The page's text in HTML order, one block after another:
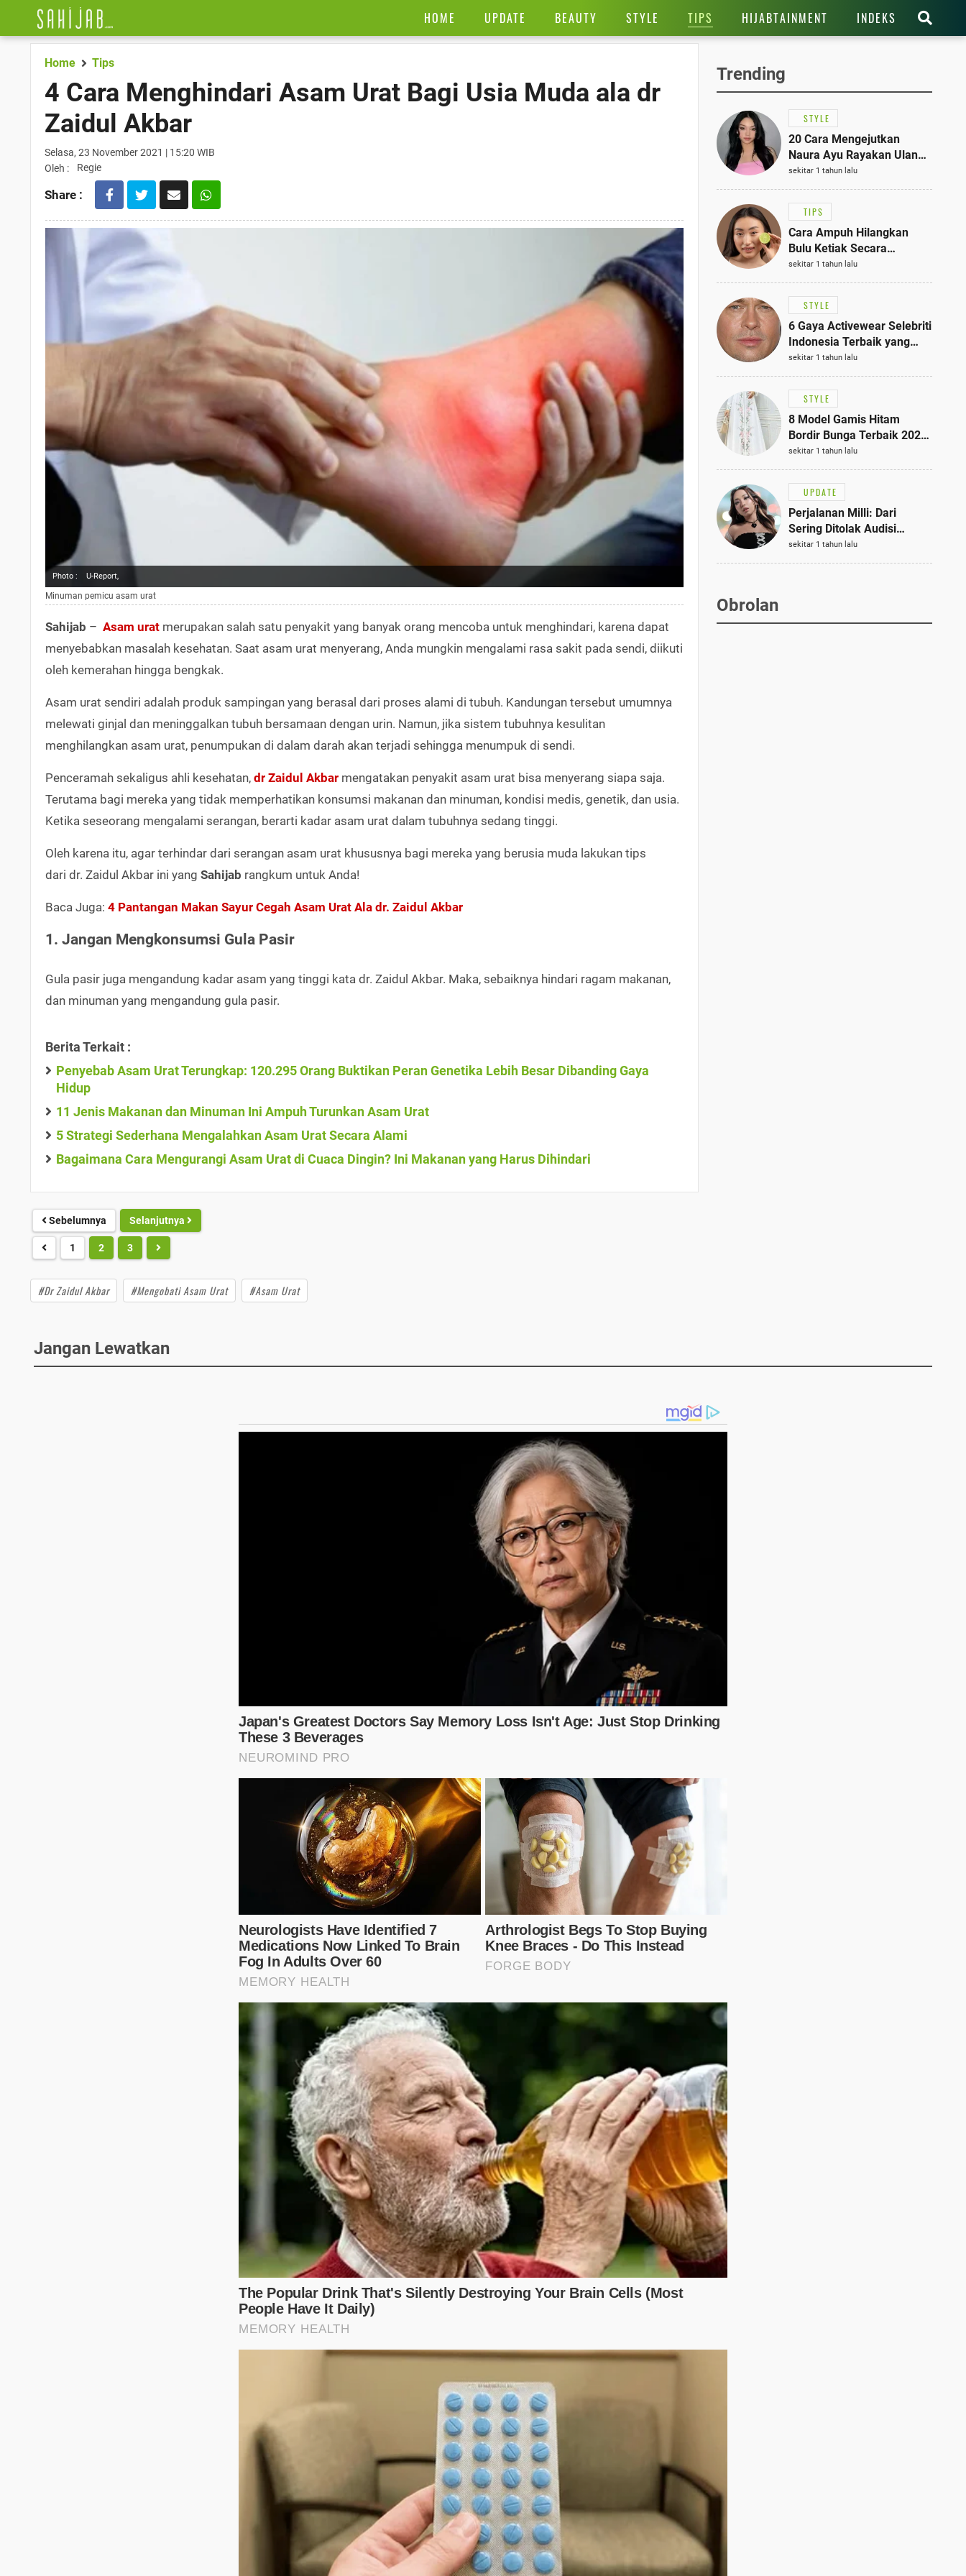
HOME UPDATE BEAUTY STYLE TIPS HIJABTAINMENT INDEKS
Home Tips
4 Cara Menghindari Asam Urat Bagi Usia Muda ala dr
Zaidul Akbar
Selasa, 23 November 2021 | 15:20 WIB
Oleh :
Regie
Share :
Photo : U-Report,
Minuman pemicu asam urat
Sahijab – Asam urat merupakan salah satu penyakit yang banyak orang mencoba untuk menghindari, karena dapat
menyebabkan masalah kesehatan. Saat asam urat menyerang, Anda mungkin mengalami rasa sakit pada sendi, diikuti
oleh kemerahan hingga bengkak.
Asam urat sendiri adalah produk sampingan yang berasal dari proses alami di tubuh. Kandungan tersebut umumnya
melewati ginjal dan meninggalkan tubuh bersamaan dengan urin. Namun, jika sistem tubuhnya kesulitan
menghilangkan asam urat, penumpukan di dalam darah akan terjadi sehingga menumpuk di sendi.
Penceramah sekaligus ahli kesehatan, dr Zaidul Akbar mengatakan penyakit asam urat bisa menyerang siapa saja.
Terutama bagi mereka yang tidak memperhatikan konsumsi makanan dan minuman, kondisi medis, genetik, dan usia.
Ketika seseorang mengalami serangan, berarti kadar asam urat dalam tubuhnya sedang tinggi.
Oleh karena itu, agar terhindar dari serangan asam urat khususnya bagi mereka yang berusia muda lakukan tips
dari dr. Zaidul Akbar ini yang Sahijab rangkum untuk Anda!
Baca Juga: 4 Pantangan Makan Sayur Cegah Asam Urat Ala dr. Zaidul Akbar
1. Jangan Mengkonsumsi Gula Pasir
Gula pasir juga mengandung kadar asam yang tinggi kata dr. Zaidul Akbar. Maka, sebaiknya hindari ragam makanan,
dan minuman yang mengandung gula pasir.
Berita Terkait :
Penyebab Asam Urat Terungkap: 120.295 Orang Buktikan Peran Genetika Lebih Besar Dibanding Gaya
Hidup
11 Jenis Makanan dan Minuman Ini Ampuh Turunkan Asam Urat
5 Strategi Sederhana Mengalahkan Asam Urat Secara Alami
Bagaimana Cara Mengurangi Asam Urat di Cuaca Dingin? Ini Makanan yang Harus Dihindari
Sebelumnya Selanjutnya
1 2 3
#Dr Zaidul Akbar #Mengobati Asam Urat #Asam Urat
Trending
STYLE
20 Cara Mengejutkan
Naura Ayu Rayakan Ulang
Tahun di Panti Asuhan,
Terlihat Anggun dengan
Kaftan Cokelat
sekitar 1 tahun lalu
TIPS
Cara Ampuh Hilangkan
Bulu Ketiak Secara
Permanen dalam 5
Langkah Sederhana
sekitar 1 tahun lalu
STYLE
6 Gaya Activewear Selebriti
Indonesia Terbaik yang
Bisa Jadi Inspirasi
Fashionmu
sekitar 1 tahun lalu
STYLE
8 Model Gamis Hitam
Bordir Bunga Terbaik 2025,
Stylish untuk Hangout
hingga Acara Semi-Formal
sekitar 1 tahun lalu
UPDATE
Perjalanan Milli: Dari
Sering Ditolak Audisi
hingga Menjadi Rapper Top
10 Thailand
sekitar 1 tahun lalu
Obrolan
Jangan Lewatkan